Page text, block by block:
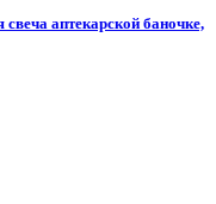
аптекарской баночке,